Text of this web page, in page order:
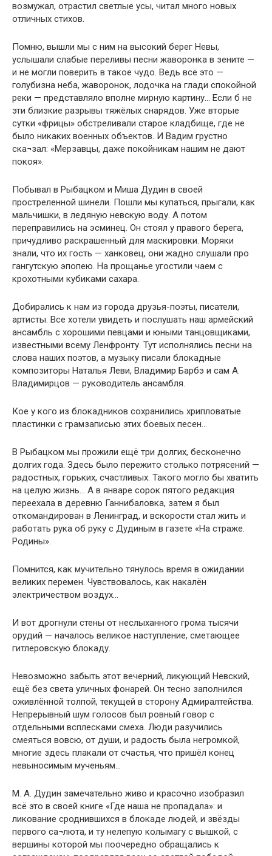
возмужал, отрастил светлые усы, читал много новых
отличных стихов.
Помню, вышли мы с ним на высокий берег Невы,
услышали слабые переливы песни жаворонка в зените —
и не могли поверить в такое чудо. Ведь всё это —
голубизна неба, жаворонок, лодочка на глади спокойной
реки — представляло вполне мирную картину… Если б не
эти близкие разрывы тяжёлых снарядов. Уже вторые
сутки «фрицы» обстреливали старое кладбище, где не
было никаких военных объектов. И Вадим грустно
ска¬зал: «Мерзавцы, даже покойникам нашим не дают
покоя».
Побывал в Рыбацком и Миша Дудин в своей
простреленной шинели. Пошли мы купаться, прыгали, как
мальчишки, в ледяную невскую воду. А потом
переправились на эсминец. Он стоял у правого берега,
причудливо раскрашенный для маскировки. Моряки
знали, что их гость — ханковец, они жадно слушали про
гангутскую эпопею. На прощанье угостили чаем с
крохотными кубиками сахара.
Добирались к нам из города друзья-поэты, писатели,
артисты. Все хотели увидеть и послушать наш армейский
ансамбль с хорошими певцами и юными танцовщиками,
известными всему Ленфронту. Тут исполнялись песни на
слова наших поэтов, а музыку писали блокадные
композиторы Наталья Леви, Владимир Барбэ и сам А.
Владимирцов — руководитель ансамбля.
Кое у кого из блокадников сохранились хрипловатые
пластинки с грамзаписью этих боевых песен…
В Рыбацком мы прожили ещё три долгих, бесконечно
долгих года. Здесь было пережито столько потрясений —
радостных, горьких, счастливых. Такого могло бы хватить
на целую жизнь… А в январе сорок пятого редакция
переехала в деревню Ганнибаловка, затем я был
откомандирован в Ленинград, и вскорости стал жить и
работать рука об руку с Дудиным в газете «На страже.
Родины».
Помнится, как мучительно тянулось время в ожидании
великих перемен. Чувствовалось, как накалён
электричеством воздух…
И вот дрогнули стены от неслыханного грома тысячи
орудий — началось великое наступление, сметающее
гитлеровскую блокаду.
Невозможно забыть этот вечерний, ликующий Невский,
ещё без света уличных фонарей. Он тесно заполнился
оживлённой толпой, текущей в сторону Адмиралтейства.
Непрерывный шум голосов был ровный говор с
отдельными всплесками смеха. Люди разучились
смеяться вовсю, от души, и радость была негромкой,
многие здесь плакали от счастья, что пришёл конец
невыносимым мученьям…
М. А. Дудин замечательно живо и красочно изобразил
всё это в своей книге «Где наша не пропадала»: и
ликование сроднившихся в блокаде людей, и звёзды
первого са¬люта, и ту нелепую колымагу с вышкой, с
вершины которой мы поочередно обращались к